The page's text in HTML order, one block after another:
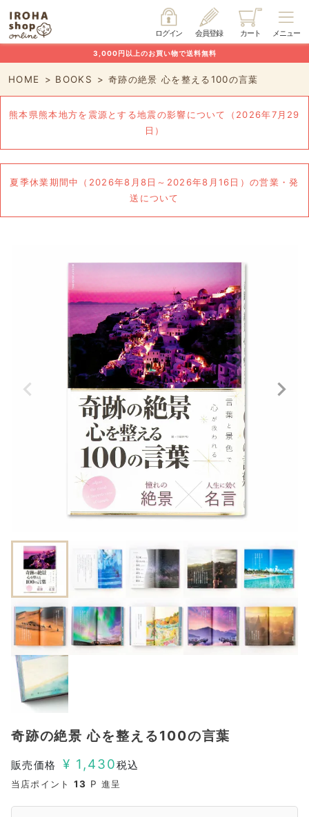
メニュー
カート
会員登録
ログイン
3,000円以上のお買い物で送料無料
HOME BOOKS 奇跡の絶景 心を整える100の言葉
熊本県熊本地方を震源とする地震の影響について（2026年7月29
日）
夏季休業期間中（2026年8月8日～2026年8月16日）の営業・発
送について
奇跡の絶景 心を整える100の言葉
販売価格 ¥ 1,430税込
当店ポイント 13 P 進呈